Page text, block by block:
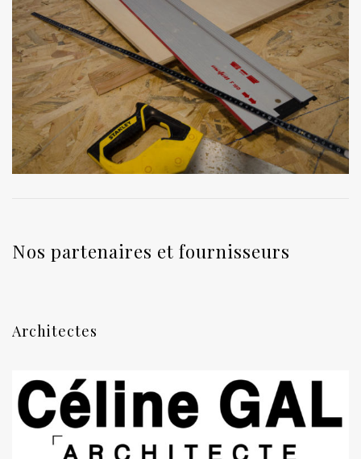
Nos partenaires et fournisseurs
Architectes